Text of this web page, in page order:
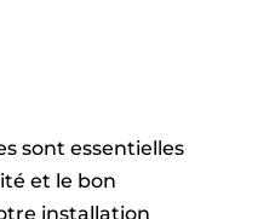
sont essentielles
et le bon
installation